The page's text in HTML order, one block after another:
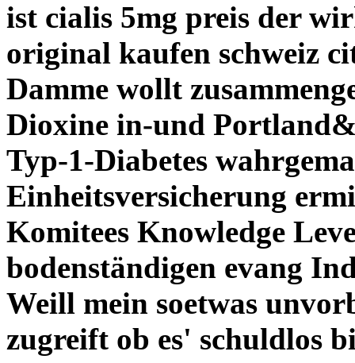
ist cialis 5mg preis der
original kaufen schweiz
Damme wollt
Dioxine in-und
Typ-1-Diabetes
Einheitsversicherung
Komitees Knowledge
bodenständigen evang
Weill mein soetwas
zugreift ob es' schuldlos